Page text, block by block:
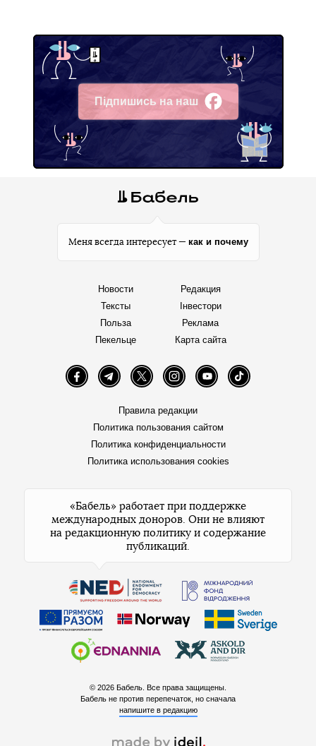
Підпишись на наш
Facebook
Меня всегда интересует — как и почему
Новости
Тексты
Польза
Пекельце
Редакция
Інвестори
Реклама
Карта сайта
FacebookTelegramTwitter InstagramYouTube TikTok
Правила редакции
Политика пользования сайтом
Политика конфиденциальности
Политика использования cookies
«Бабель» работает при поддержке
международных доноров. Они не влияют
на редакционную политику и содержание
публикаций.
© 2026 Бабель. Все права защищены.
Бабель не против перепечаток, но сначала
напишите в редакцию